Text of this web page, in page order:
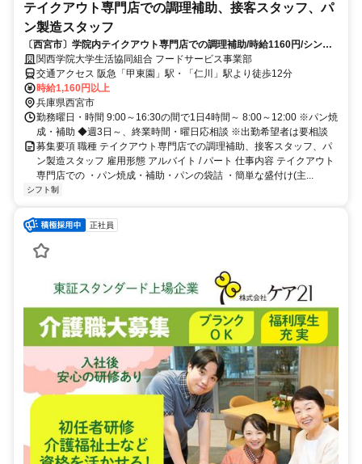
テイクアウト専門店での調理補助、接客スタッフ、パ
ン製造スタッフ
〔西宮市〕学院内テイクアウト専門店での調理補助/時給1160円/シンプ
ルワーク/未経験やブランクOK
関西学院大学生活協同組合 フードサービス事業部
交通アクセス 阪急「甲東園」駅・「仁川」駅より徒歩12分
時給1,160円以上
兵庫県西宮市
勤務曜日・時間 9:00～16:30の間で1日4時間～ 8:00～12:00 ※パン焼
成・補助 ◆週3日～、終業時間・曜日応相談 ※出勤希望者は要相談
募集要項 職種 テイクアウト専門店での調理補助、接客スタッフ、パ
ン製造スタッフ 雇用形態 アルバイト / パート 仕事内容 テイクアウト
専門店での ・パン焼成・補助・パンの袋詰 ・簡単な盛付け(主...
シフト制
正社員